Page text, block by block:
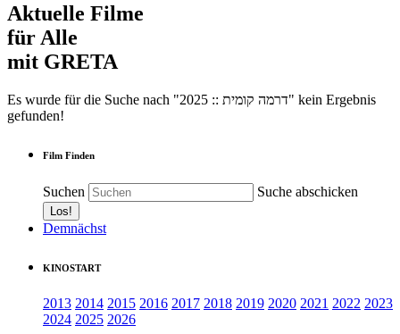
Aktuelle Filme
für Alle
mit GRETA
Es wurde für die Suche nach "2025 :: דרמה קומית" kein Ergebnis
gefunden!
Film Finden
Suchen Suche abschicken
Demnächst
KINOSTART
2013 2014 2015 2016 2017 2018 2019 2020 2021 2022 2023
2024 2025 2026